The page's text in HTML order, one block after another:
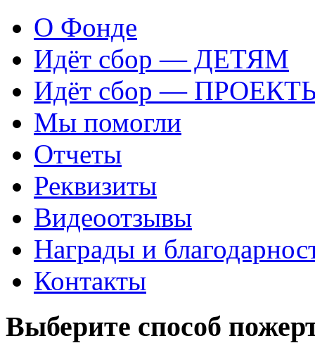
О Фонде
Идёт сбор — ДЕТЯМ
Идёт сбор —
Мы помогли
Отчеты
Реквизиты
Видеоотзывы
Награды и
Контакты
Выберите способ